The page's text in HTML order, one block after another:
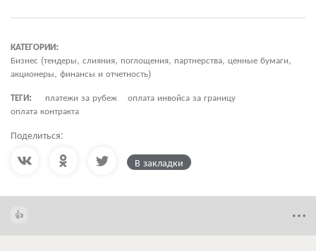
КАТЕГОРИИ:
Бизнес (тендеры, слияния, поглощения, партнерства, ценные бумаги,
акционеры, финансы и отчетность)
ТЕГИ:
платежи за рубеж
оплата инвойса за границу
оплата контракта
Поделиться:
В закладки